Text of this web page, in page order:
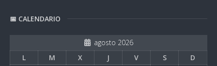
📅 CALENDARIO
agosto 2026
L
M X J V S
D